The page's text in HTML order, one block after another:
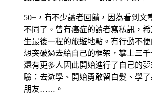
50+，有不少讀者回饋，因為看到文
不同了。曾有癌症的讀者寫私訊，
生最後一程的旅遊地點。有行動不
想突破過去給自己的框架，攀上三千
還有更多人因此開始進行了自己的
驗：去遊學、開始勇敢留白髮、學
朋友……。